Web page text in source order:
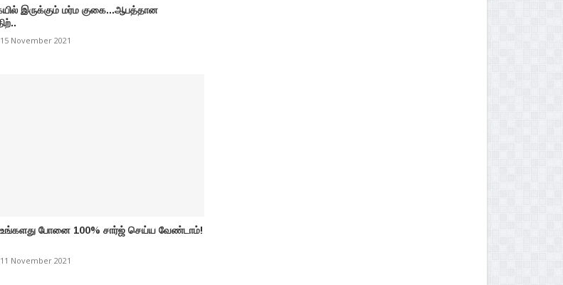
இருக்கும் மர்ம குகை...ஆபத்தான
15 November 2021
உங்களது போனை 100% சார்ஜ் செய்ய வேண்டாம்!
11 November 2021